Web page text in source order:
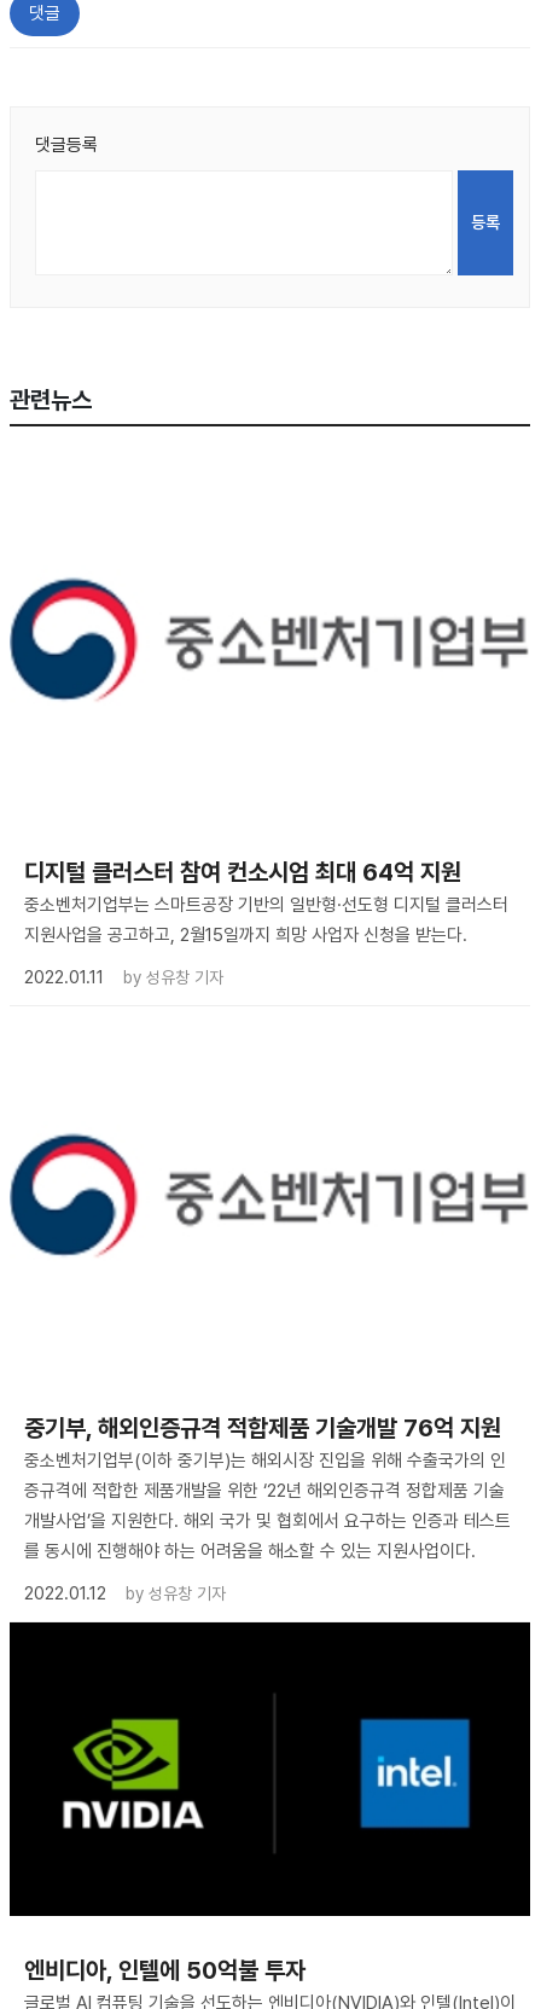
댓글
댓글등록
관련뉴스
디지털 클러스터 참여 컨소시엄 최대 64억 지원
중소벤처기업부는 스마트공장 기반의 일반형·선도형 디지털 클러스터
지원사업을 공고하고, 2월15일까지 희망 사업자 신청을 받는다.
2022.01.11
by 성유창 기자
중기부, 해외인증규격 적합제품 기술개발 76억 지원
중소벤처기업부(이하 중기부)는 해외시장 진입을 위해 수출국가의 인
증규격에 적합한 제품개발을 위한 ‘22년 해외인증규격 정합제품 기술
개발사업’을 지원한다. 해외 국가 및 협회에서 요구하는 인증과 테스트
를 동시에 진행해야 하는 어려움을 해소할 수 있는 지원사업이다.
2022.01.12
by 성유창 기자
엔비디아, 인텔에 50억불 투자
글로벌 AI 컴퓨팅 기술을 선도하는 엔비디아(NVIDIA)와 인텔(Intel)이